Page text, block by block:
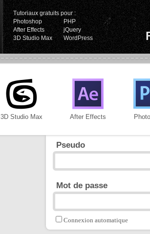
Tutoriaux gratuits pour :
Photoshop
PHP
After Effects
jQuery
3D Studio Max
WordPress
3D Studio Max After Effects
Pseudo
Mot de passe
Connexion automatique